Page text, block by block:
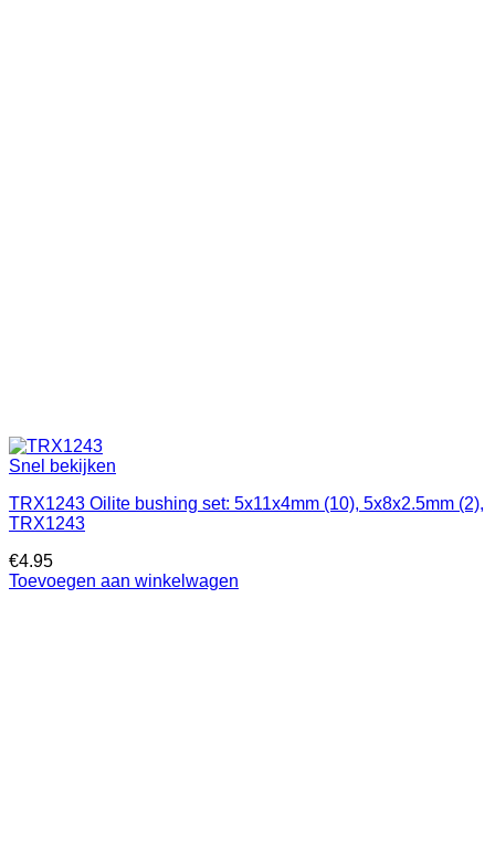
Snel bekijken
TRX1243 Oilite bushing set: 5x11x4mm (10), 5x8x2.5mm (2),
TRX1243
€4.95
Toevoegen aan winkelwagen